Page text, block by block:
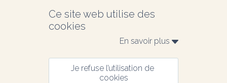
Ce site web utilise des
cookies
En savoir plus
Je refuse l’utilisation de
cookies